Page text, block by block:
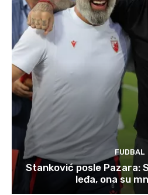
FUDBAL
Stanković posle Pazara:
leđa, ona su